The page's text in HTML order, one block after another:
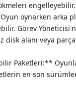
engelleyebilir.
oynarken arka
Görev
alanı veya
Paketleri:**
en son